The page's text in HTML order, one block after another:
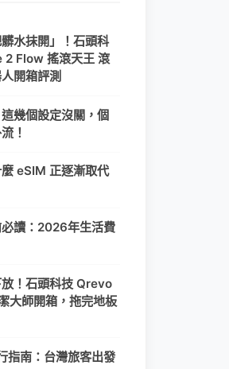
水抹開」！石頭科
Flow 搖滾天王 滾
開箱評測
幾個設定沒關，個
！
eSIM 正逐漸取代
讀：2026年生活費
！石頭科技 Qrevo
大師開箱，拖完地板
指南：台灣旅客出發